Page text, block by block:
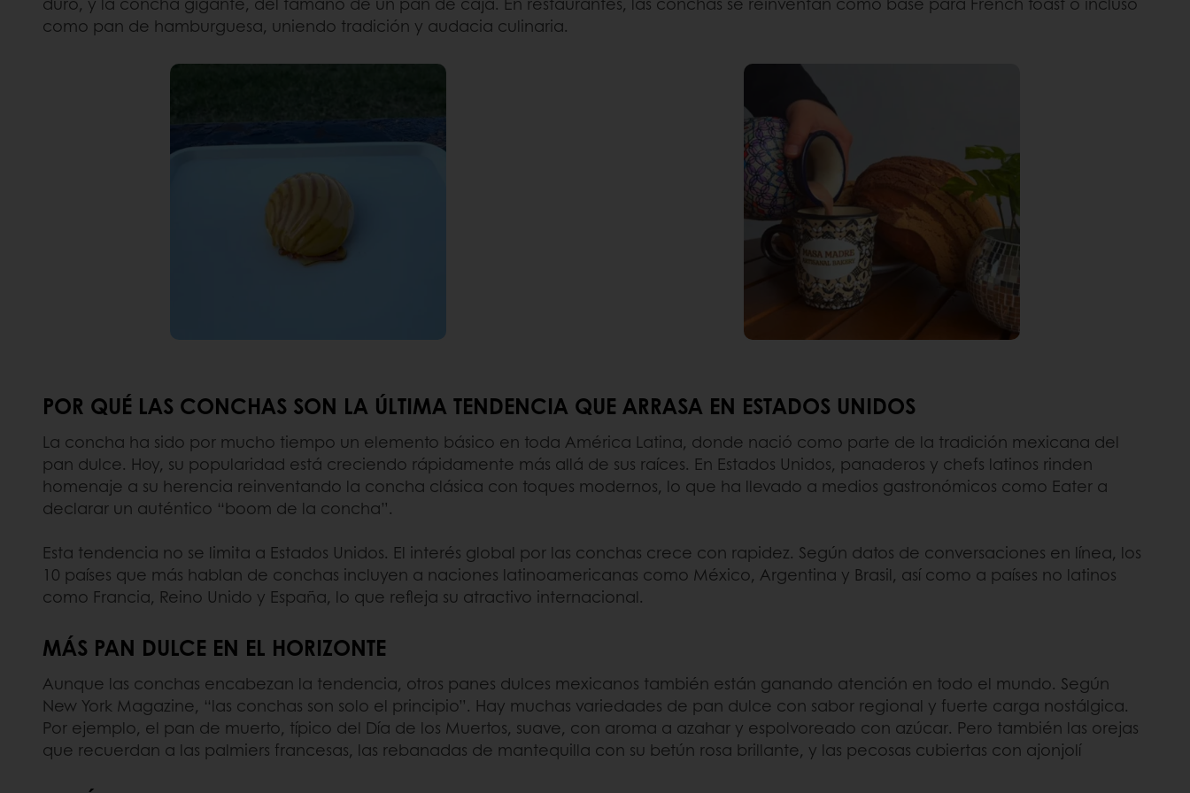
como pan de hamburguesa, uniendo tradición y audacia culinaria.
POR QUÉ LAS CONCHAS SON LA ÚLTIMA TENDENCIA QUE ARRASA EN ESTADOS UNIDOS
La concha ha sido por mucho tiempo un elemento básico en toda América Latina, donde nació como parte de la tradición mexicana del
pan dulce. Hoy, su popularidad está creciendo rápidamente más allá de sus raíces. En Estados Unidos, panaderos y chefs latinos rinden
homenaje a su herencia reinventando la concha clásica con toques modernos, lo que ha llevado a medios gastronómicos como Eater a
declarar un auténtico “boom de la concha”.
Esta tendencia no se limita a Estados Unidos. El interés global por las conchas crece con rapidez. Según datos de conversaciones en línea, los
10 países que más hablan de conchas incluyen a naciones latinoamericanas como México, Argentina y Brasil, así como a países no latinos
como Francia, Reino Unido y España, lo que refleja su atractivo internacional.
MÁS PAN DULCE EN EL HORIZONTE
Aunque las conchas encabezan la tendencia, otros panes dulces mexicanos también están ganando atención en todo el mundo. Según
New York Magazine, “las conchas son solo el principio”. Hay muchas variedades de pan dulce con sabor regional y fuerte carga nostálgica.
Por ejemplo, el pan de muerto, típico del Día de los Muertos, suave, con aroma a azahar y espolvoreado con azúcar. Pero también las orejas
que recuerdan a las palmiers francesas, las rebanadas de mantequilla con su betún rosa brillante, y las pecosas cubiertas con ajonjolí